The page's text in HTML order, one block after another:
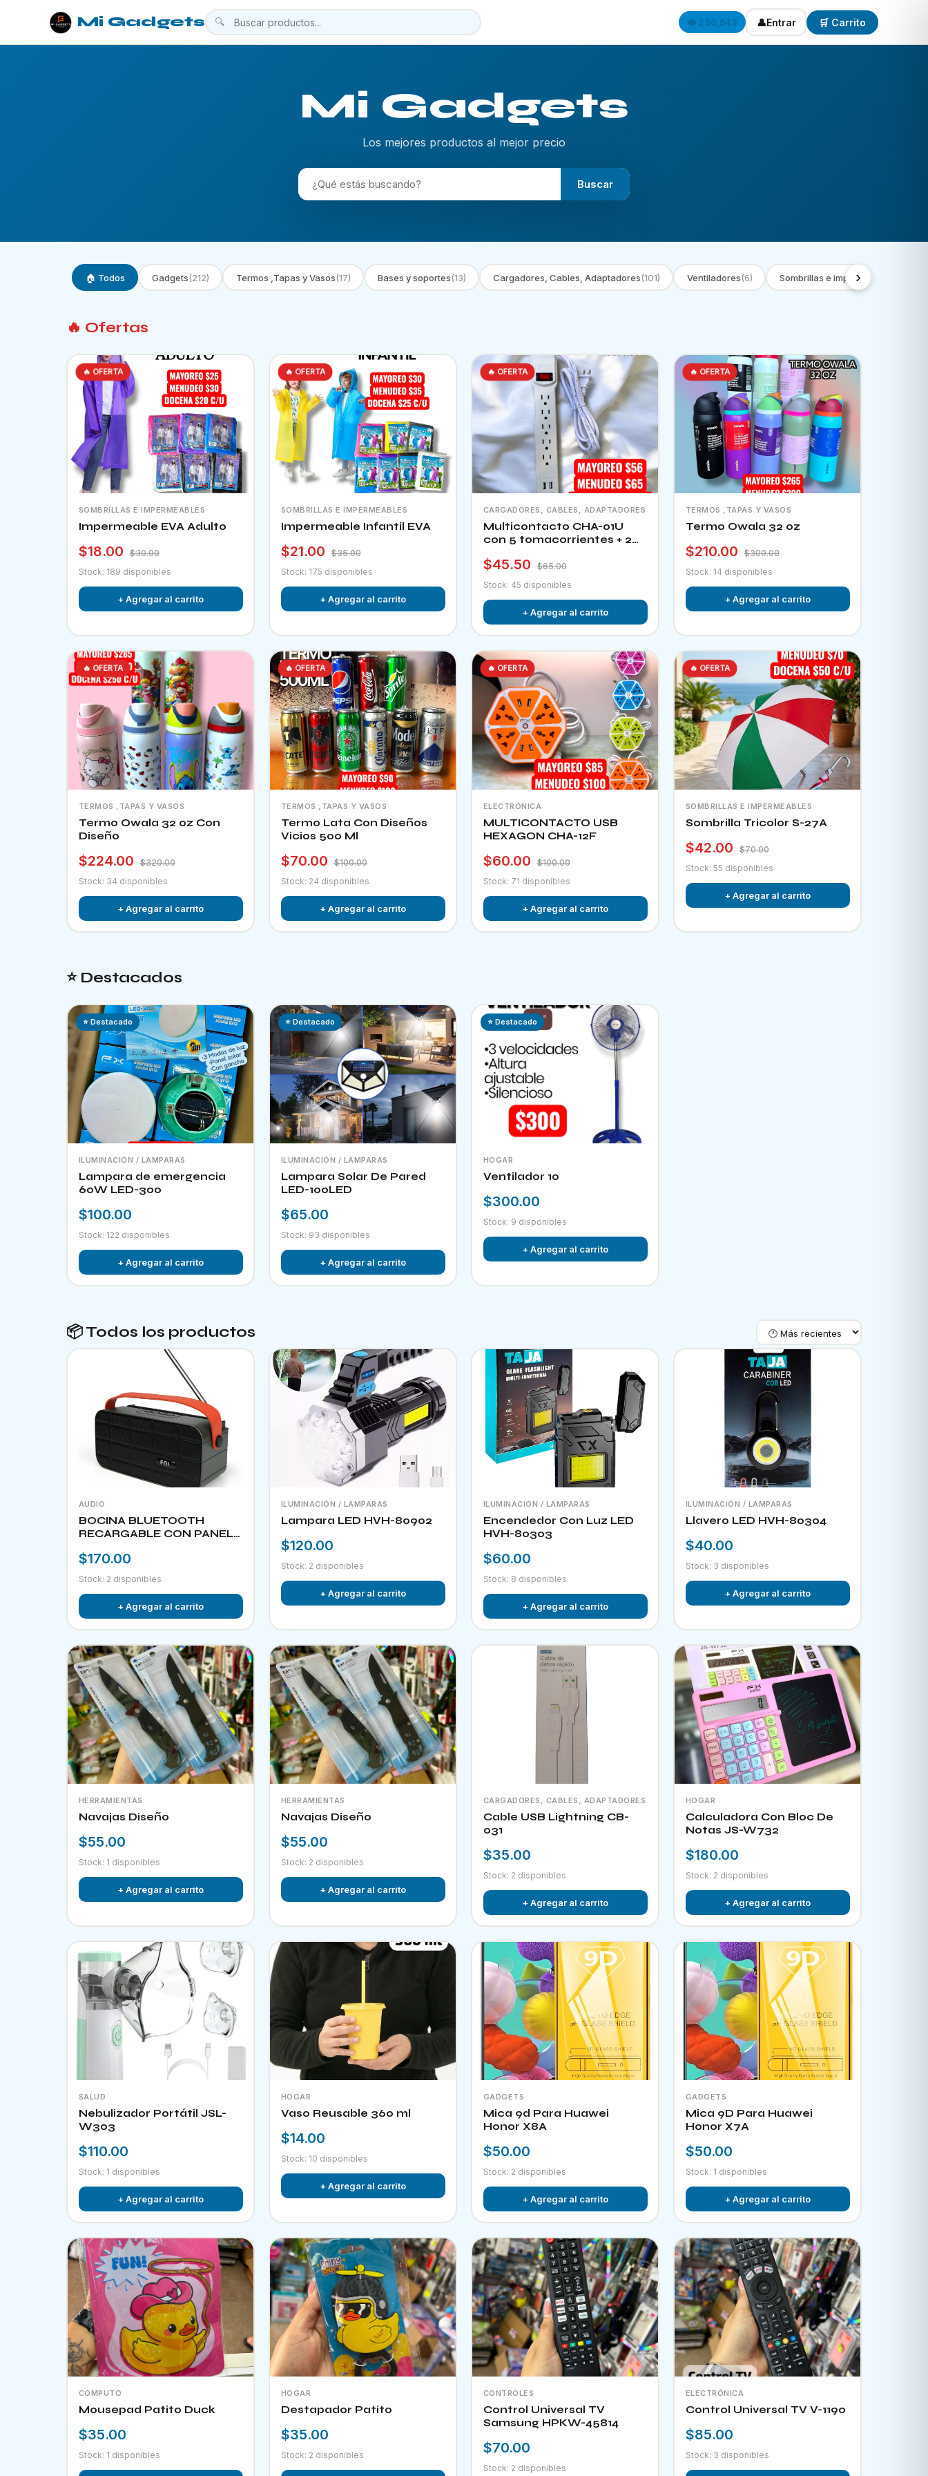
Mi Gadgets 🔍 👁️ 230,543 👤Entrar 🛒 Carrito
Mi Gadgets
Los mejores productos al mejor precio
Buscar
🏠 Todos Gadgets(212) Termos ,Tapas y Vasos(17) Bases y soportes(13) Cargadores, Cables, Adaptadores(101) Ventiladores(6) Sombrillas e impermeables
›
🔥 Ofertas
🔥 OFERTA
SOMBRILLAS E IMPERMEABLES
Impermeable EVA Adulto
$18.00
$30.00
Stock: 189 disponibles
+ Agregar al carrito
🔥 OFERTA
SOMBRILLAS E IMPERMEABLES
Impermeable Infantil EVA
$21.00
$35.00
Stock: 175 disponibles
+ Agregar al carrito
🔥 OFERTA
CARGADORES, CABLES, ADAPTADORES
Multicontacto CHA-01U
con 5 tomacorrientes + 2
$45.50
$65.00
Stock: 45 disponibles
+ Agregar al carrito
🔥 OFERTA
TERMOS ,TAPAS Y VASOS
Termo Owala 32 oz
$210.00
$300.00
Stock: 14 disponibles
+ Agregar al carrito
🔥 OFERTA
TERMOS ,TAPAS Y VASOS
Termo Owala 32 oz Con
Diseño
$224.00
$320.00
Stock: 34 disponibles
+ Agregar al carrito
🔥 OFERTA
TERMOS ,TAPAS Y VASOS
Termo Lata Con Diseños
Vicios 500 Ml
$70.00
$100.00
Stock: 24 disponibles
+ Agregar al carrito
🔥 OFERTA
ELECTRÓNICA
MULTICONTACTO USB
HEXAGON CHA-12F
$60.00
$100.00
Stock: 71 disponibles
+ Agregar al carrito
🔥 OFERTA
SOMBRILLAS E IMPERMEABLES
Sombrilla Tricolor S-27A
$42.00
$70.00
Stock: 55 disponibles
+ Agregar al carrito
⭐ Destacados
⭐ Destacado
ILUMINACIÓN / LAMPARAS
Lampara de emergencia
60W LED-300
$100.00
Stock: 122 disponibles
+ Agregar al carrito
⭐ Destacado
ILUMINACIÓN / LAMPARAS
Lampara Solar De Pared
LED-100LED
$65.00
Stock: 93 disponibles
+ Agregar al carrito
⭐ Destacado
HOGAR
Ventilador 10
$300.00
Stock: 9 disponibles
+ Agregar al carrito
📦 Todos los productos
AUDIO
BOCINA BLUETOOTH
RECARGABLE CON PANEL
$170.00
Stock: 2 disponibles
+ Agregar al carrito
ILUMINACIÓN / LAMPARAS
Lampara LED HVH-80902
$120.00
Stock: 2 disponibles
+ Agregar al carrito
ILUMINACIÓN / LAMPARAS
Encendedor Con Luz LED
HVH-80303
$60.00
Stock: 8 disponibles
+ Agregar al carrito
ILUMINACIÓN / LAMPARAS
Llavero LED HVH-80304
$40.00
Stock: 3 disponibles
+ Agregar al carrito
HERRAMIENTAS
Navajas Diseño
$55.00
Stock: 1 disponibles
+ Agregar al carrito
HERRAMIENTAS
Navajas Diseño
$55.00
Stock: 2 disponibles
+ Agregar al carrito
CARGADORES, CABLES, ADAPTADORES
Cable USB Lightning CB-
031
$35.00
Stock: 2 disponibles
+ Agregar al carrito
HOGAR
Calculadora Con Bloc De
Notas JS-W732
$180.00
Stock: 2 disponibles
+ Agregar al carrito
SALUD
Nebulizador Portátil JSL-
W303
$110.00
Stock: 1 disponibles
+ Agregar al carrito
HOGAR
Vaso Reusable 360 ml
$14.00
Stock: 10 disponibles
+ Agregar al carrito
GADGETS
Mica 9d Para Huawei
Honor X8A
$50.00
Stock: 2 disponibles
+ Agregar al carrito
GADGETS
Mica 9D Para Huawei
Honor X7A
$50.00
Stock: 1 disponibles
+ Agregar al carrito
COMPUTO
Mousepad Patito Duck
$35.00
Stock: 1 disponibles
HOGAR
Destapador Patito
$35.00
Stock: 2 disponibles
CONTROLES
Control Universal TV
Samsung HPKW-45814
$70.00
Stock: 2 disponibles
ELECTRÓNICA
Control Universal TV V-1190
$85.00
Stock: 3 disponibles